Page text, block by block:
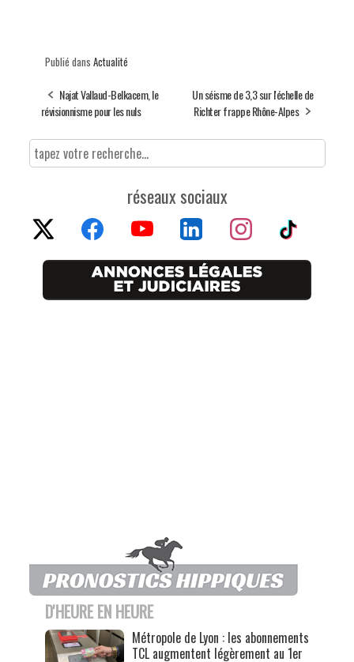
Publié dans Actualité
Najat Vallaud-Belkacem, le
révisionnisme pour les nuls
Un séisme de 3,3 sur l'échelle de
Richter frappe Rhône-Alpes
réseaux sociaux
D'HEURE EN HEURE
Métropole de Lyon : les abonnements
TCL augmentent légèrement au 1er